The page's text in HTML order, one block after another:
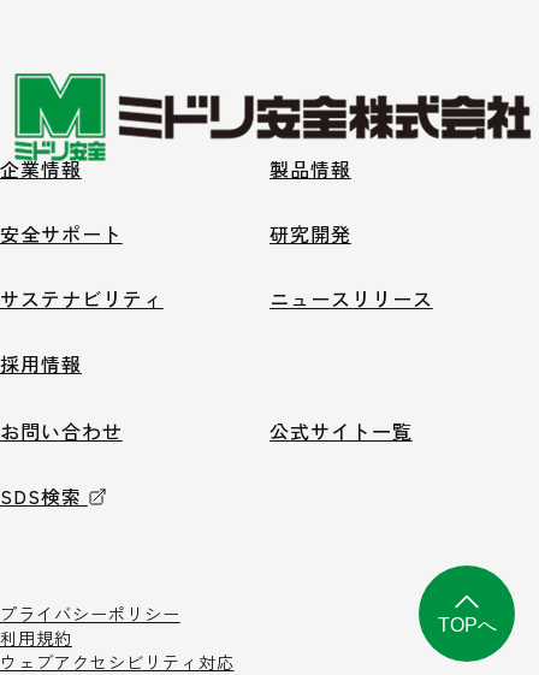
企業情報 製品情報
安全サポート 研究開発
サステナビリティ ニュースリリース
採用情報
お問い合わせ 公式サイト一覧
SDS検索
プライバシーポリシー
利用規約
ウェブアクセシビリティ対応
TOPへ